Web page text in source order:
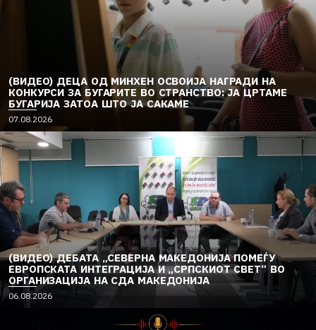
(ВИДЕО) ДЕЦА ОД МИНХЕН ОСВОИЈА НАГРАДИ НА
КОНКУРСИ ЗА БУГАРИТЕ ВО СТРАНСТВО: ЈА ЦРТАМЕ
БУГАРИЈА ЗАТОА ШТО ЈА САКАМЕ
07.08.2026
(ВИДЕО) ДЕБАТА „СЕВЕРНА МАКЕДОНИЈА ПОМЕЃУ
ЕВРОПСКАТА ИНТЕГРАЦИЈА И „СРПСКИОТ СВЕТ“ ВО
ОРГАНИЗАЦИЈА НА СДА МАКЕДОНИЈА
06.08.2026